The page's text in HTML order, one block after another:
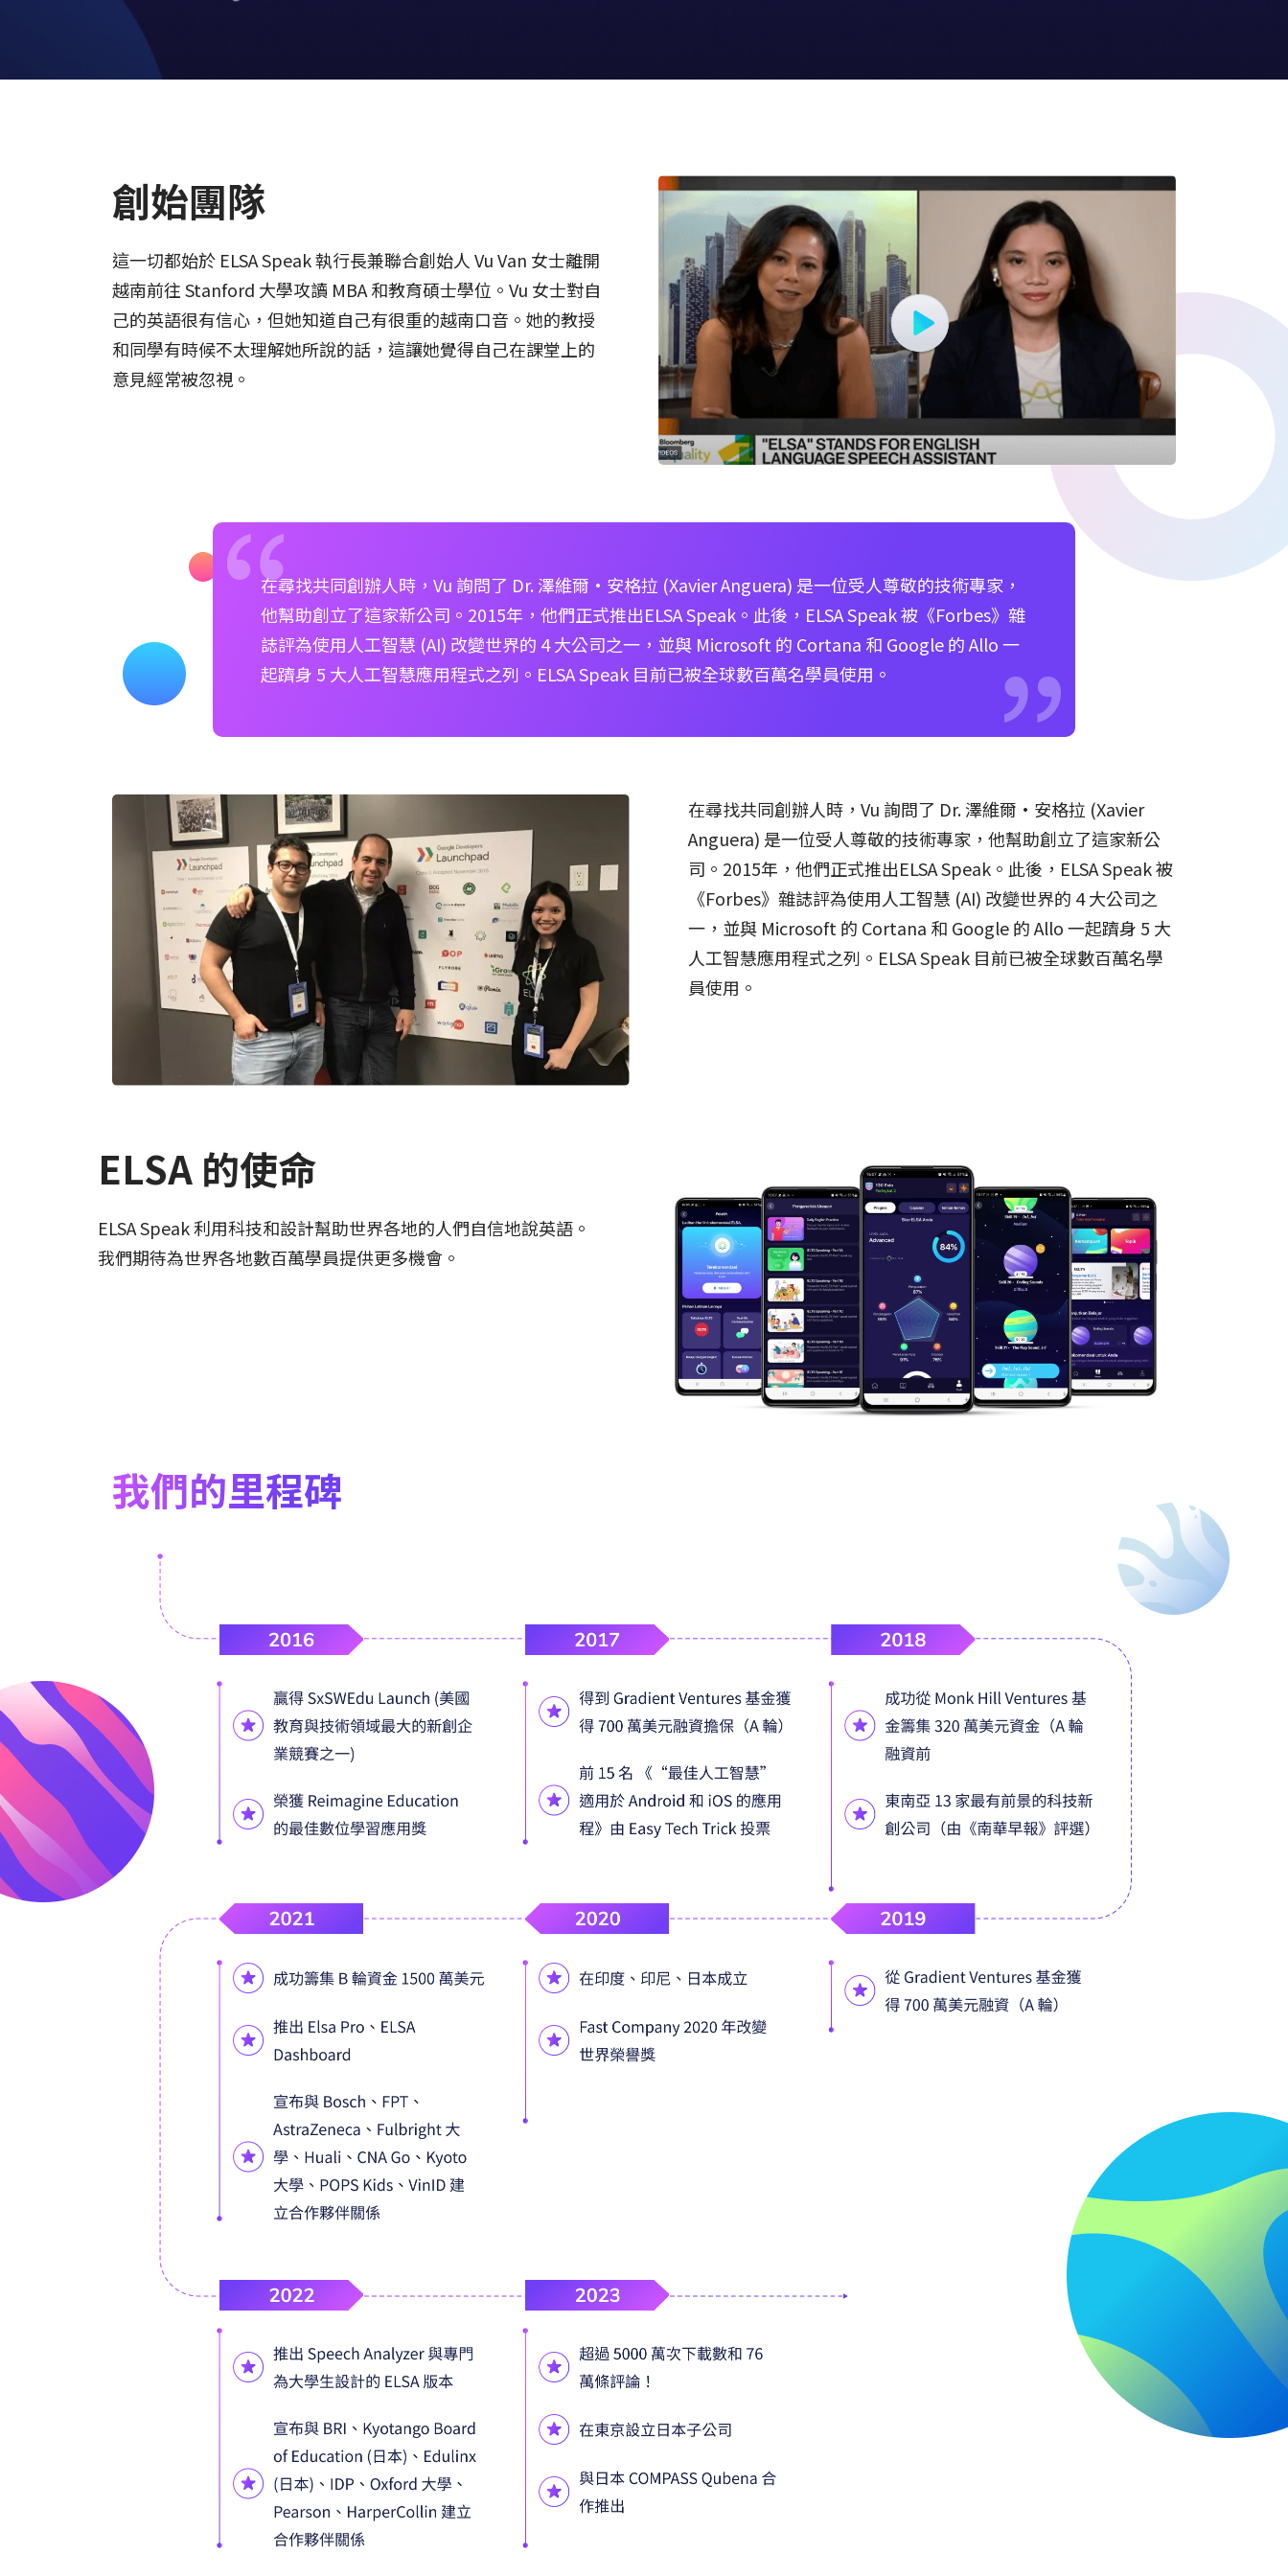
創始團隊
這一切都始於 ELSA Speak 執行長兼聯合創始人 Vu Van 女士離開
越南前往 Stanford 大學攻讀 MBA 和教育碩士學位。Vu 女士對自
己的英語很有信心，但她知道自己有很重的越南口音。她的教授
和同學有時候不太理解她所說的話，這讓她覺得自己在課堂上的
意見經常被忽視。
在尋找共同創辦人時，Vu 詢問了 Dr. 澤維爾·安格拉 (Xavier Anguera) 是一位受人尊敬的技術專家，
他幫助創立了這家新公司。2015年，他們正式推出ELSA Speak。此後，ELSA Speak 被《Forbes》雜
誌評為使用人工智慧 (AI) 改變世界的 4 大公司之一，並與 Microsoft 的 Cortana 和 Google 的 Allo 一
起躋身 5 大人工智慧應用程式之列。ELSA Speak 目前已被全球數百萬名學員使用。
在尋找共同創辦人時，Vu 詢問了 Dr. 澤維爾·安格拉 (Xavier
Anguera) 是一位受人尊敬的技術專家，他幫助創立了這家新公
司。2015年，他們正式推出ELSA Speak。此後，ELSA Speak 被
《Forbes》雜誌評為使用人工智慧 (AI) 改變世界的 4 大公司之
一，並與 Microsoft 的 Cortana 和 Google 的 Allo 一起躋身 5 大
人工智慧應用程式之列。ELSA Speak 目前已被全球數百萬名學
員使用。
ELSA 的使命
ELSA Speak 利用科技和設計幫助世界各地的人們自信地說英語。
我們期待為世界各地數百萬學員提供更多機會。
我們的里程碑